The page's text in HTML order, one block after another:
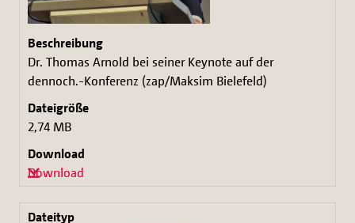
Dr. Thomas Arnold bei seiner Keynote auf der
dennoch.-Konferenz (zap/Maksim Bielefeld)
2,74 MB
Download